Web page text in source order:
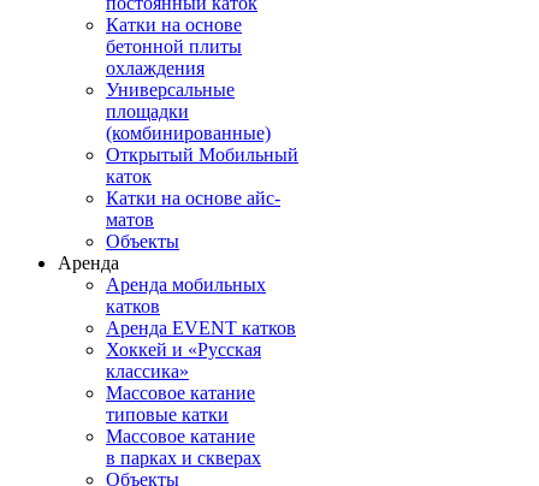
Катки на основе
бетонной плиты
охлаждения
Универсальные
площадки
(комбинированные)
Открытый Мобильный
каток
Катки на основе айс-
матов
Объекты
Аренда
Аренда мобильных
катков
Аренда EVENT катков
Хоккей и «Русская
классика»
Массовое катание
типовые катки
Массовое катание
в парках и скверах
Объекты